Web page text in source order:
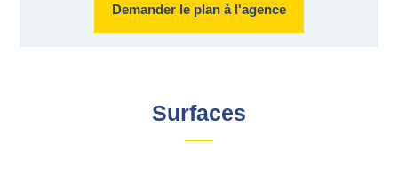
Demander le plan à l'agence
Surfaces